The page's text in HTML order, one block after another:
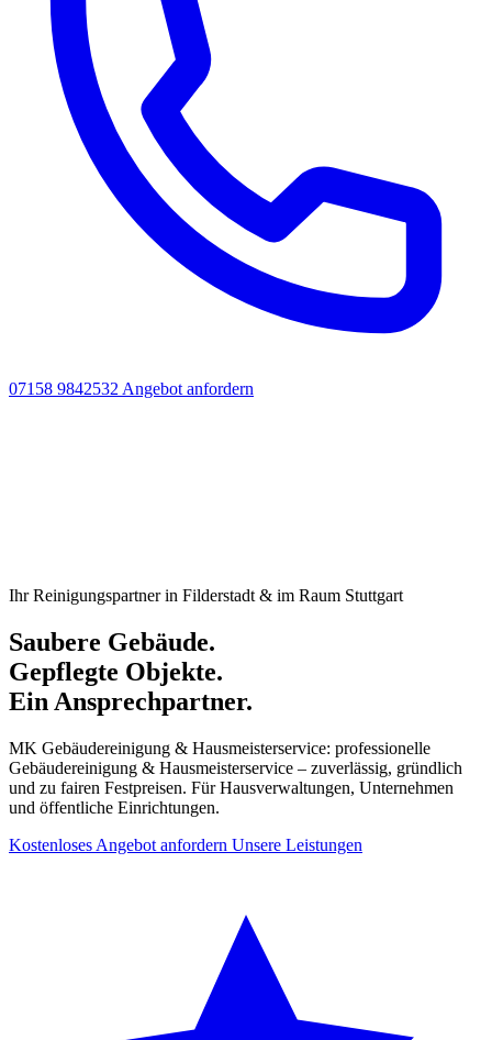
07158 9842532 Angebot anfordern
Ihr Reinigungspartner in Filderstadt & im Raum Stuttgart
Saubere Gebäude.
Gepflegte Objekte.
Ein Ansprechpartner.
MK Gebäudereinigung & Hausmeisterservice: professionelle
Gebäudereinigung & Hausmeisterservice – zuverlässig, gründlich
und zu fairen Festpreisen. Für Hausverwaltungen, Unternehmen
und öffentliche Einrichtungen.
Kostenloses Angebot anfordern Unsere Leistungen